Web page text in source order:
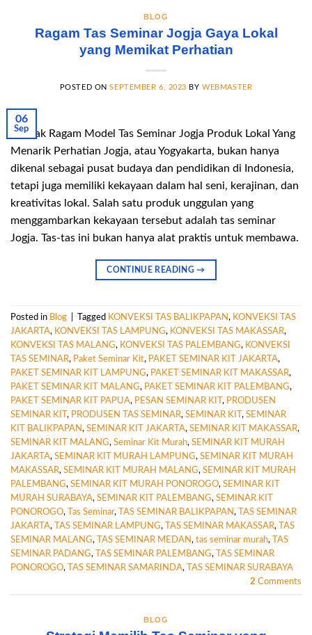
BLOG
Ragam Tas Seminar Jogja Gaya Lokal
yang Memikat Perhatian
POSTED ONSEPTEMBER 6, 2023 BYWEBMASTER
06
Sep
Banyak Ragam Model Tas Seminar Jogja Produk Lokal Yang
Menarik Perhatian Jogja, atau Yogyakarta, bukan hanya
dikenal sebagai pusat budaya dan pendidikan di Indonesia,
tetapi juga memiliki kekayaan dalam hal seni, kerajinan, dan
kreativitas lokal. Salah satu produk unggulan yang
menggambarkan kekayaan tersebut adalah tas seminar
Jogja. Tas-tas ini bukan hanya alat praktis untuk membawa.
CONTINUE READING→
Posted in Blog Tagged KONVEKSI TAS BALIKPAPAN, KONVEKSI TAS
JAKARTA, KONVEKSI TAS LAMPUNG, KONVEKSI TAS MAKASSAR,
KONVEKSI TAS MALANG, KONVEKSI TAS PALEMBANG, KONVEKSI
TAS SEMINAR, Paket Seminar Kit, PAKET SEMINAR KIT JAKARTA,
PAKET SEMINAR KIT LAMPUNG, PAKET SEMINAR KIT MAKASSAR,
PAKET SEMINAR KIT MALANG, PAKET SEMINAR KIT PALEMBANG,
PAKET SEMINAR KIT PAPUA, PESAN SEMINAR KIT , PRODUSEN
SEMINAR KIT , PRODUSEN TAS SEMINAR, SEMINAR KIT , SEMINAR
KIT BALIKPAPAN, SEMINAR KIT JAKARTA, SEMINAR KIT MAKASSAR,
SEMINAR KIT MALANG, Seminar Kit Murah, SEMINAR KIT MURAH
JAKARTA, SEMINAR KIT MURAH LAMPUNG, SEMINAR KIT MURAH
MAKASSAR, SEMINAR KIT MURAH MALANG, SEMINAR KIT MURAH
PALEMBANG, SEMINAR KIT MURAH PONOROGO, SEMINAR KIT
MURAH SURABAYA, SEMINAR KIT PALEMBANG, SEMINAR KIT
PONOROGO, Tas Seminar, TAS SEMINAR BALIKPAPAN,
TAS SEMINAR
JAKARTA, TAS SEMINAR LAMPUNG, TAS SEMINAR MAKASSAR,
TAS
SEMINAR MALANG, TAS SEMINAR MEDAN, tas seminar murah,
TAS
SEMINAR PADANG, TAS SEMINAR PALEMBANG,
TAS SEMINAR
PONOROGO, TAS SEMINAR SAMARINDA,
TAS SEMINAR SURABAYA
2 Comments
BLOG